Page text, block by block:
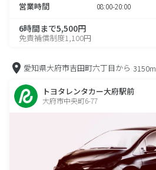
営業時間 08:00-20:00
6時間まで5,500円
免責補償制度1,100円
愛知県大府市吉田町六丁目から 3150m
トヨタレンタカー大府駅前
大府市中央町6-77